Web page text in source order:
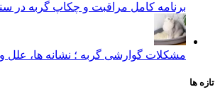
برنامه کامل مراقبت و چکاپ گربه در
مشکلات گوارشی گربه ؛ نشانه‌ ها، علل
تازه ها